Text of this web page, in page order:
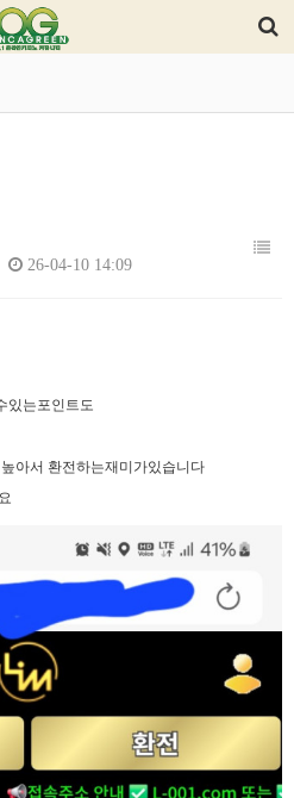
26-04-10 14:09
있는포인트도
아서 환전하는재미가있습니다